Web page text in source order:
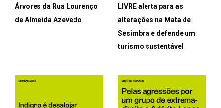
Árvores da Rua Lourenço
de Almeida Azevedo
LIVRE alerta para as
alterações na Mata de
Sesimbra e defende um
turismo sustentável